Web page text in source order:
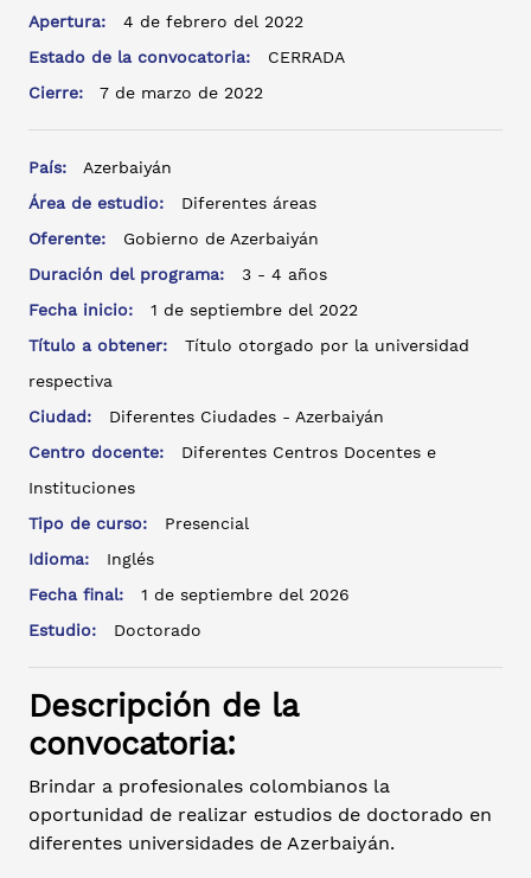
Apertura:
4 de febrero del 2022
Estado de la convocatoria:
CERRADA
Cierre:
7 de marzo de 2022
País:
Azerbaiyán
Área de estudio:
Diferentes áreas
Oferente:
Gobierno de Azerbaiyán
Duración del programa:
3 - 4 años
Fecha inicio:
1 de septiembre del 2022
Título a obtener:
Título otorgado por la universidad
respectiva
Ciudad:
Diferentes Ciudades - Azerbaiyán
Centro docente:
Diferentes Centros Docentes e
Instituciones
Tipo de curso:
Presencial
Idioma:
Inglés
Fecha final:
1 de septiembre del 2026
Estudio:
Doctorado
Descripción de la
convocatoria:
Brindar a profesionales colombianos la
oportunidad de realizar estudios de doctorado en
diferentes universidades de Azerbaiyán.